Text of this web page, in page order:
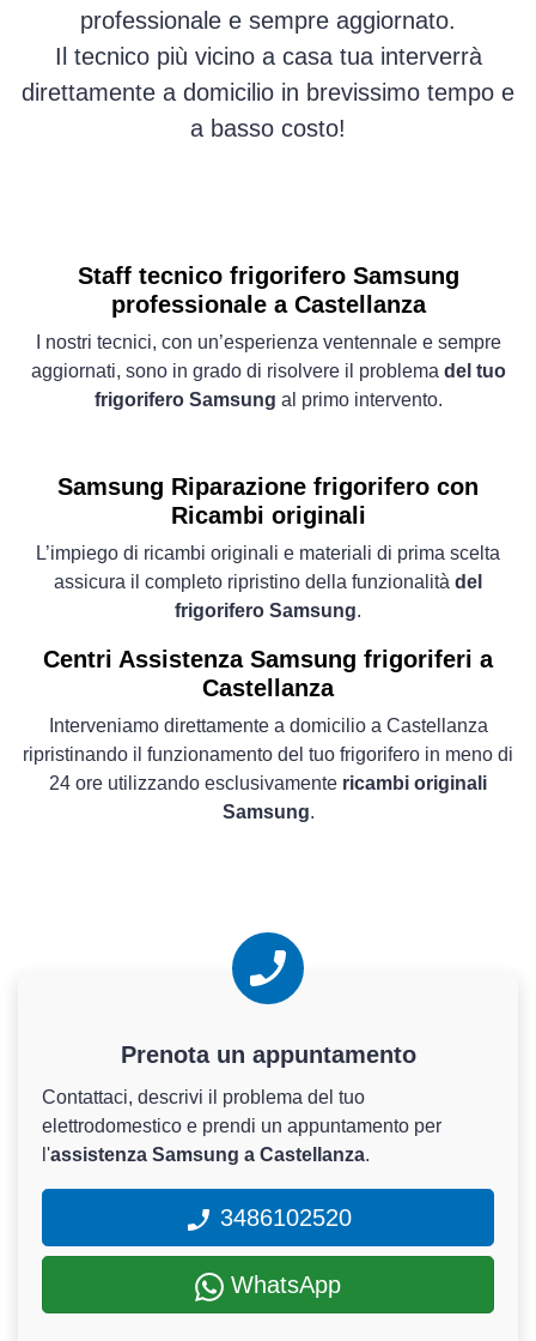
professionale e sempre aggiornato.
Il tecnico più vicino a casa tua interverrà
direttamente a domicilio in brevissimo tempo e
a basso costo!
Staff tecnico frigorifero Samsung
professionale a Castellanza
I nostri tecnici, con un’esperienza ventennale e sempre
aggiornati, sono in grado di risolvere il problema del tuo
frigorifero Samsung al primo intervento.
Samsung Riparazione frigorifero con
Ricambi originali
L’impiego di ricambi originali e materiali di prima scelta
assicura il completo ripristino della funzionalità del
frigorifero Samsung.
Centri Assistenza Samsung frigoriferi a
Castellanza
Interveniamo direttamente a domicilio a Castellanza
ripristinando il funzionamento del tuo frigorifero in meno di
24 ore utilizzando esclusivamente ricambi originali
Samsung.
Prenota un appuntamento
Contattaci, descrivi il problema del tuo
elettrodomestico e prendi un appuntamento per
l'assistenza Samsung a Castellanza.
3486102520
WhatsApp